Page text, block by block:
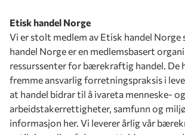
Etisk handel Norge
Vi er stolt medlem av Etisk handel Norge
handel Norge er en medlemsbasert
ressurssenter for bærekraftig handel. De
fremme ansvarlig forretningspraksis i
at handel bidrar til å ivareta menneske- og
arbeidstakerrettigheter, samfunn og
informasjon her. Vi leverer årlig vår